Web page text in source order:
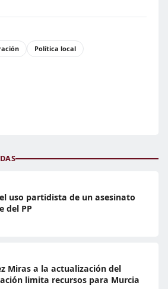
Política local
el uso partidista de un asesinato
del PP
Miras a la actualización del
limita recursos para Murcia